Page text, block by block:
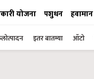
योजना पशुधन हवामान
इतर बातम्या ऑटो